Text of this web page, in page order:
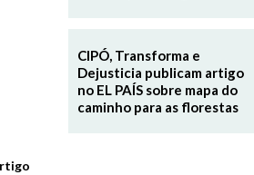
CIPÓ, Transforma e
Dejusticia publicam artigo
no EL PAÍS sobre mapa do
caminho para as florestas